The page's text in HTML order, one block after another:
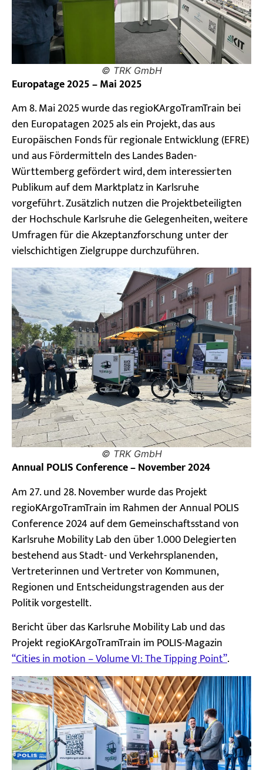
© TRK GmbH
Europatage 2025 – Mai 2025
Am 8. Mai 2025 wurde das regioKArgoTramTrain bei
den Europatagen 2025 als ein Projekt, das aus
Europäischen Fonds für regionale Entwicklung (EFRE)
und aus Fördermitteln des Landes Baden-
Württemberg gefördert wird, dem interessierten
Publikum auf dem Marktplatz in Karlsruhe
vorgeführt. Zusätzlich nutzen die Projektbeteiligten
der Hochschule Karlsruhe die Gelegenheiten, weitere
Umfragen für die Akzeptanzforschung unter der
vielschichtigen Zielgruppe durchzuführen.
© TRK GmbH
Annual POLIS Conference – November 2024
Am 27. und 28. November wurde das Projekt
regioKArgoTramTrain im Rahmen der Annual POLIS
Conference 2024 auf dem Gemeinschaftsstand von
Karlsruhe Mobility Lab den über 1.000 Delegierten
bestehend aus Stadt- und Verkehrsplanenden,
Vertreterinnen und Vertreter von Kommunen,
Regionen und Entscheidungstragenden aus der
Politik vorgestellt.
Bericht über das Karlsruhe Mobility Lab und das
Projekt regioKArgoTramTrain im POLIS-Magazin
“Cities in motion – Volume VI: The Tipping Point”.